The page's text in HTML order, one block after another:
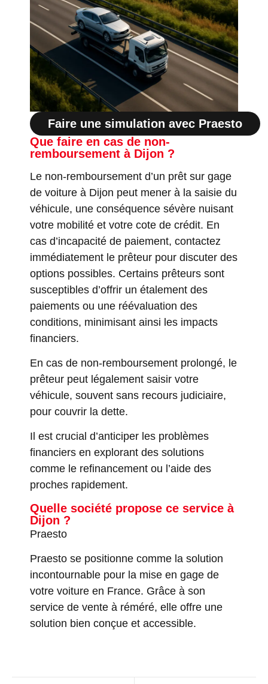
Faire une simulation avec Praesto
Que faire en cas de non-
remboursement à Dijon ?
Le non-remboursement d’un prêt sur gage
de voiture à Dijon peut mener à la saisie du
véhicule, une conséquence sévère nuisant
votre mobilité et votre cote de crédit. En
cas d’incapacité de paiement, contactez
immédiatement le prêteur pour discuter des
options possibles. Certains prêteurs sont
susceptibles d’offrir un étalement des
paiements ou une réévaluation des
conditions, minimisant ainsi les impacts
financiers.
En cas de non-remboursement prolongé, le
prêteur peut légalement saisir votre
véhicule, souvent sans recours judiciaire,
pour couvrir la dette.
Il est crucial d’anticiper les problèmes
financiers en explorant des solutions
comme le refinancement ou l’aide des
proches rapidement.
Quelle société propose ce service à
Dijon ?
Praesto
Praesto se positionne comme la solution
incontournable pour la mise en gage de
votre voiture en France. Grâce à son
service de vente à réméré, elle offre une
solution bien conçue et accessible.